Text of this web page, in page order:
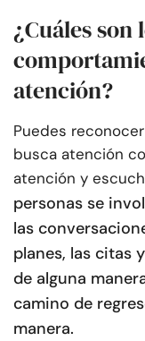
¿Cuáles son
atención?
Puedes
busca atención
atención y
personas se
las
planes, las citas
de alguna
camino de
manera.